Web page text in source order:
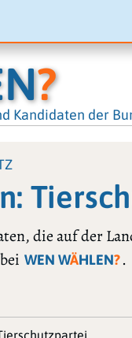
?
Kandidaten der
die auf der
WEN WÄHLEN? .